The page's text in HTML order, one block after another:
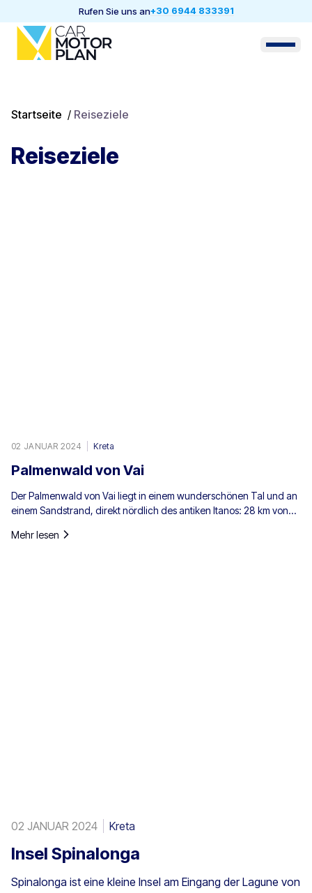
Rufen Sie uns an+30 6944 833391
Startseite / Reiseziele
Reiseziele
02 JANUAR 2024 Kreta
Palmenwald von Vai
Der Palmenwald von Vai liegt in einem wunderschönen Tal und an
einem Sandstrand, direkt nördlich des antiken Itanos: 28 km von
Straßen entfernt. Mit einer Fläche von 200 Stremmata (50 Acres)
Mehr lesen
02 JANUAR 2024 Kreta
Insel Spinalonga
Spinalonga ist eine kleine Insel am Eingang der Lagune von